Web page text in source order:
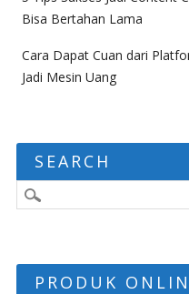
Bisa Bertahan Lama
Cara Dapat Cuan dari
Jadi Mesin Uang
SEARCH
PRODUK